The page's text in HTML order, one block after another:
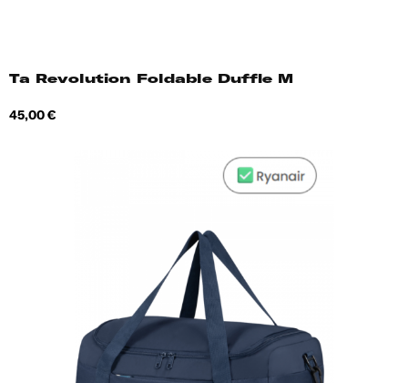
Ta Revolution Foldable Duffle M
Hind
45,00 €